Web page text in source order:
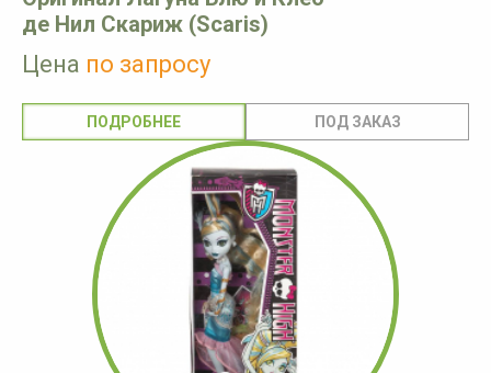
де Нил Скариж (Scaris)
Цена по запросу
ПОДРОБНЕЕ